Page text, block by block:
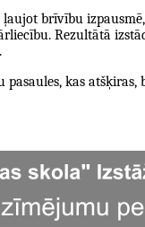
brīvību
Rezultātā
kas